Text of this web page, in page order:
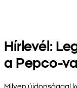
Hírlevél:
a Pepco-
Milyen újdonsággal